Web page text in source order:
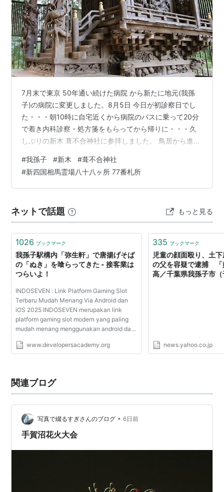
我孫子 (一般) 【あびこ】
ミステリー作家・我孫子武丸の意
7月末で東京 50年通い続けた病院 から新たに地元(我孫
子)の病院に変更しました。8月5日 今日が初診察日でし
た・・・朝10時に自宅近くから病院のバスに乗って20分
で着き内科診察・処方箋をもらってから帰りに・・・久
しぶりの新木 葺不合神社に参拝しました。 鳥居から進む
(ふきあえず)神社・・・我孫子市新木1812 創紀は文治２
年（１１８６）。現在の社殿は明和２年（１７６５）に
弁天堂として造営、その後、明治元年（１８６８）の神
本殿は元来字宮前の地にあって、創紀は奈良朝に溯ると
され、沖田の産土神…
#我孫子 #新木 #葺不合神社
#新四国相馬霊場八十八ヶ所 77番札所
ネットで話題 もっと見る
1026 ブックマーク
我孫子駅構内「弥生軒」で唐揚げそば
の「ぬき」を喰らってきた - 接客業は
つらいよ！
INDOSEVEN : Link Platform Gaming Slot
Terbaru Mudah Menang Via Android dan
iOS 2025 INDOSEVEN merupakan link
platform gaming slot modern yang paling
mudah menang menggunakan android dan
game resmi, menjadikan indoseven sebagai
www.developersacademy.org
335 ブックマーク
児童の顔面殴り、土
の父を容疑で逮捕 「
高／千葉県我孫子市
news.yahoo.co.jp
関連ブログ
写真で綴るすぎさんのブログ • 6日前
手賀沼花火大会